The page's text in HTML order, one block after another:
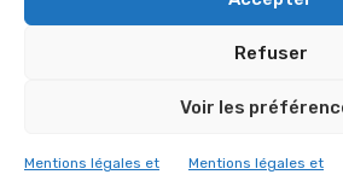
Refuser
Voir les
Mentions légales et
Mentions légales et
française. Le texte traduit peut donc
L'équipe éditoriale vous remercie de votre
MENTIONS